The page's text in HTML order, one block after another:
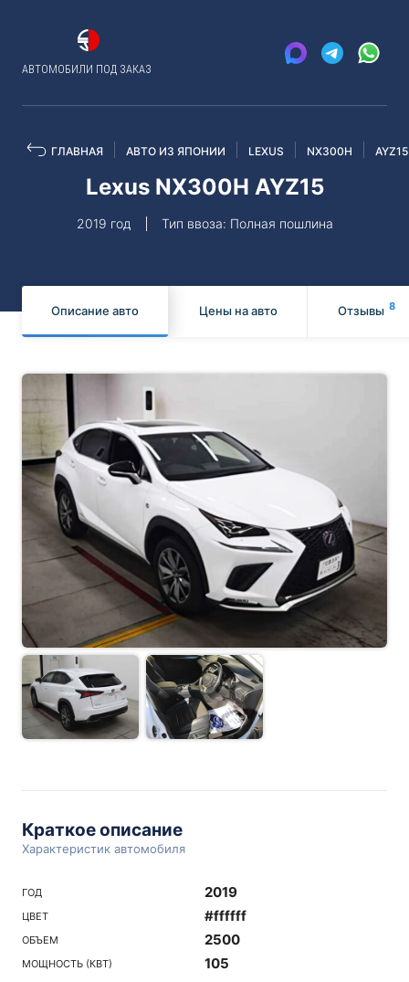
АВТОМОБИЛИ ПОД ЗАКАЗ
ГЛАВНАЯ АВТО ИЗ ЯПОНИИ LEXUS NX300H AYZ15
Lexus NX300H AYZ15
2019 год Тип ввоза: Полная пошлина
Описание авто Цены на авто Отзывы 8
Краткое описание
Характеристик автомобиля
ГОД 2019
ЦВЕТ #ffffff
ОБЪЕМ 2500
МОЩНОСТЬ (КВТ) 105